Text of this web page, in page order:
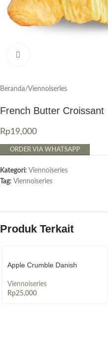
Beranda/Viennoiseries
French Butter Croissant
Rp19,000
ORDER VIA WHATSAPP
Kategori: Viennoiseries
Tag: Viennoiseries
Produk Terkait
Apple Crumble Danish
Viennoiseries
Rp25,000